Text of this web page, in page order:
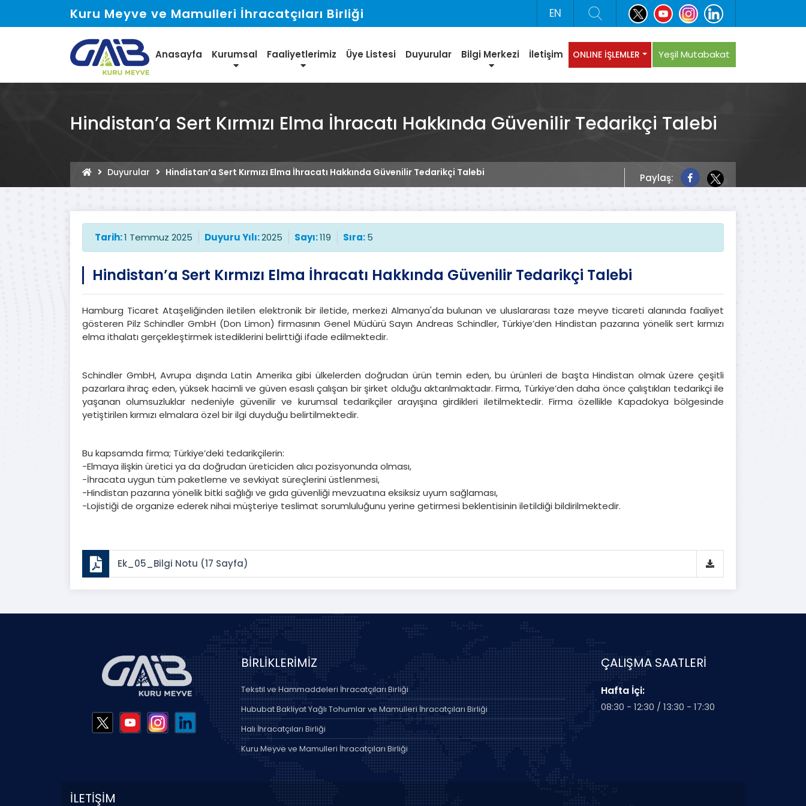
Kuru Meyve ve Mamulleri İhracatçıları Birliği EN
Anasayfa Kurumsal Faaliyetlerimiz Üye Listesi Duyurular Bilgi Merkezi İletişim ONLINE İŞLEMLER Yeşil Mutabakat
Hindistan’a Sert Kırmızı Elma İhracatı Hakkında Güvenilir Tedarikçi Talebi
Duyurular Hindistan’a Sert Kırmızı Elma İhracatı Hakkında Güvenilir Tedarikçi Talebi Paylaş:
Tarih:1 Temmuz 2025 Duyuru Yılı:2025 Sayı:119 Sıra:5
Hindistan’a Sert Kırmızı Elma İhracatı Hakkında Güvenilir Tedarikçi Talebi
Hamburg Ticaret Ataşeliğinden iletilen elektronik bir iletide, merkezi Almanya'da bulunan ve uluslararası taze meyve ticareti alanında faaliyet
gösteren Pilz Schindler GmbH (Don Limon) firmasının Genel Müdürü Sayın Andreas Schindler, Türkiye’den Hindistan pazarına yönelik sert kırmızı
elma ithalatı gerçekleştirmek istediklerini belirttiği ifade edilmektedir.
Schindler GmbH, Avrupa dışında Latin Amerika gibi ülkelerden doğrudan ürün temin eden, bu ürünleri de başta Hindistan olmak üzere çeşitli
pazarlara ihraç eden, yüksek hacimli ve güven esaslı çalışan bir şirket olduğu aktarılmaktadır. Firma, Türkiye’den daha önce çalıştıkları tedarikçi ile
yaşanan olumsuzluklar nedeniyle güvenilir ve kurumsal tedarikçiler arayışına girdikleri iletilmektedir. Firma özellikle Kapadokya bölgesinde
yetiştirilen kırmızı elmalara özel bir ilgi duyduğu belirtilmektedir.
Bu kapsamda firma; Türkiye’deki tedarikçilerin:
-Elmaya ilişkin üretici ya da doğrudan üreticiden alıcı pozisyonunda olması,
-İhracata uygun tüm paketleme ve sevkiyat süreçlerini üstlenmesi,
-Hindistan pazarına yönelik bitki sağlığı ve gıda güvenliği mevzuatına eksiksiz uyum sağlaması,
-Lojistiği de organize ederek nihai müşteriye teslimat sorumluluğunu yerine getirmesi beklentisinin iletildiği bildirilmektedir.
Ek_05_Bilgi Notu (17 Sayfa)
BİRLİKLERİMİZ
Tekstil ve Hammaddeleri İhracatçıları Birliği
Hububat Bakliyat Yağlı Tohumlar ve Mamulleri İhracatçıları Birliği
Halı İhracatçıları Birliği
Kuru Meyve ve Mamulleri İhracatçıları Birliği
ÇALIŞMA SAATLERİ
Hafta İçi:
08:30 - 12:30 / 13:30 - 17:30
İLETİŞİM